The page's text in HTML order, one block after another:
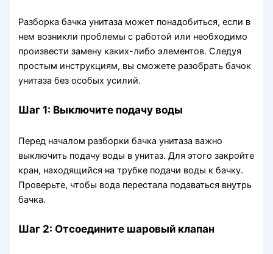
Разборка бачка унитаза может понадобиться, если в
нем возникли проблемы с работой или необходимо
произвести замену каких-либо элементов. Следуя
простым инструкциям, вы сможете разобрать бачок
унитаза без особых усилий.
Шаг 1: Выключите подачу воды
Перед началом разборки бачка унитаза важно
выключить подачу воды в унитаз. Для этого закройте
кран, находящийся на трубке подачи воды к бачку.
Проверьте, чтобы вода перестала подаваться внутрь
бачка.
Шаг 2: Отсоедините шаровый клапан